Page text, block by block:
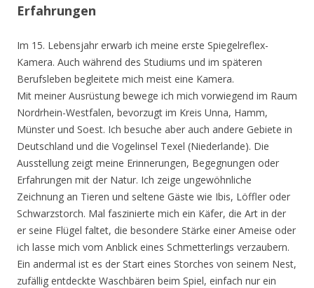
Erfahrungen
Im 15. Lebensjahr erwarb ich meine erste Spiegelreflex-
Kamera. Auch während des Studiums und im späteren
Berufsleben begleitete mich meist eine Kamera.
Mit meiner Ausrüstung bewege ich mich vorwiegend im Raum
Nordrhein-Westfalen, bevorzugt im Kreis Unna, Hamm,
Münster und Soest. Ich besuche aber auch andere Gebiete in
Deutschland und die Vogelinsel Texel (Niederlande). Die
Ausstellung zeigt meine Erinnerungen, Begegnungen oder
Erfahrungen mit der Natur. Ich zeige ungewöhnliche
Zeichnung an Tieren und seltene Gäste wie Ibis, Löffler oder
Schwarzstorch. Mal faszinierte mich ein Käfer, die Art in der
er seine Flügel faltet, die besondere Stärke einer Ameise oder
ich lasse mich vom Anblick eines Schmetterlings verzaubern.
Ein andermal ist es der Start eines Storches von seinem Nest,
zufällig entdeckte Waschbären beim Spiel, einfach nur ein